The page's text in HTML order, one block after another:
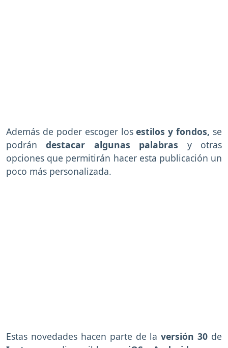
Además de poder escoger losestilos y fondos, se
podrándestacar algunas palabras y otras
opciones que permitirán hacer esta publicación un
poco más personalizada.
Estas novedades hacen parte de la versión 30 de